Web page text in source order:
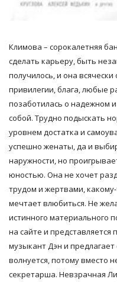
Климова – сорокалетняя
сделать карьеру, быть
получилось, и она
привилегии, блага, любые
позаботилась о надежном
собой. Трудно подыскать
уровнем достатка и
успешно женаты, да и
наружности, но
юностью. Она не хочет
трудом и жертвами,
мечтает влюбиться. Не
истинного материального
на сайте и
музыкант Дэн и
волнуется, потому вместо
секретарша. Невзрачная